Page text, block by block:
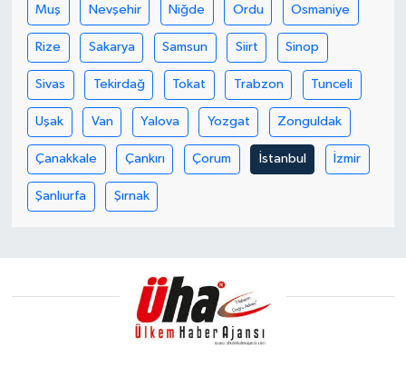
Muş Nevşehir Niğde Ordu Osmaniye
Rize Sakarya Samsun Siirt Sinop
Sivas Tekirdağ Tokat Trabzon Tunceli
Uşak Van Yalova Yozgat Zonguldak
Çanakkale Çankırı Çorum İstanbul İzmir
Şanlıurfa Şırnak